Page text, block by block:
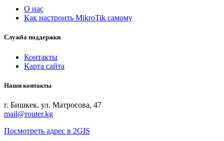
О нас
Как настроить MikroTik самому
Служба поддержки
Контакты
Карта сайта
Наши контакты
г. Бишкек, ул. Матросова, 47
mail@router.kg
Посмотреть адрес в 2GIS